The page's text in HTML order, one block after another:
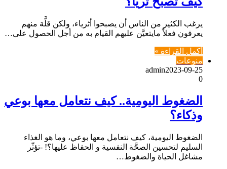
يرغب الكثير من الناس أن يصبحوا أثرياء، ولكن قلَّة منهم
يعرفون فعلاً مايتعيَّن عليهم القيام به من أجل الحصول على…
أكمل القراءة »
منوعات
admin2023-09-25
0
الضغوط اليومية.. كيف نتعامل معها بوعي
وذكاء؟
الضغوط اليومية، كيف نتعامل معها بوعي، وما هو الغذاء
‬مشاغل‭ ‬الحياة‭ ‬والضغوط‭…